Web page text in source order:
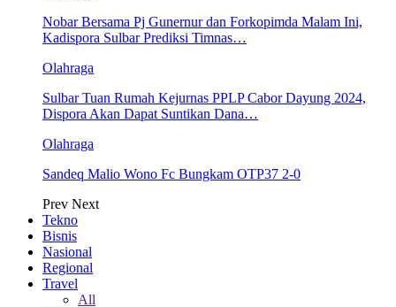
Nobar Bersama Pj Gunernur dan Forkopimda Malam Ini,
Kadispora Sulbar Prediksi Timnas…
Olahraga
Sulbar Tuan Rumah Kejurnas PPLP Cabor Dayung 2024,
Dispora Akan Dapat Suntikan Dana…
Olahraga
Sandeq Malio Wono Fc Bungkam OTP37 2-0
Prev Next
Tekno
Bisnis
Nasional
Regional
Travel
All